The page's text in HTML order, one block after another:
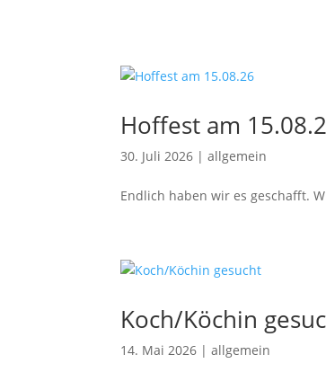
Hoffest am
30. Juli 2026 |allgemein
Endlich haben wir es geschafft.
Koch/Köchin
14. Mai 2026 |allgemein